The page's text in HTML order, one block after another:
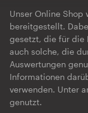
Unser Online
bereitgestellt.
gesetzt, die für die
auch solche, die
Auswertungen
Informationen
verwenden. Unter
genutzt.
O-TON 131
| Paired Works